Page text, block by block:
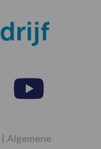
| Algemene